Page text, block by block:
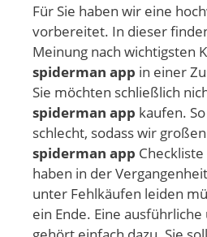
Für Sie haben wir eine
vorbereitet. In dieser
Meinung nach wichtigsten
spiderman app in einer
Sie möchten schließlich
spiderman app kaufen.
schlecht, sodass wir
spiderman app
haben in der
unter Fehlkäufen leiden
ein Ende. Eine